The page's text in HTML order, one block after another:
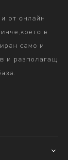
от онлайн
в
само и
и разполагащ